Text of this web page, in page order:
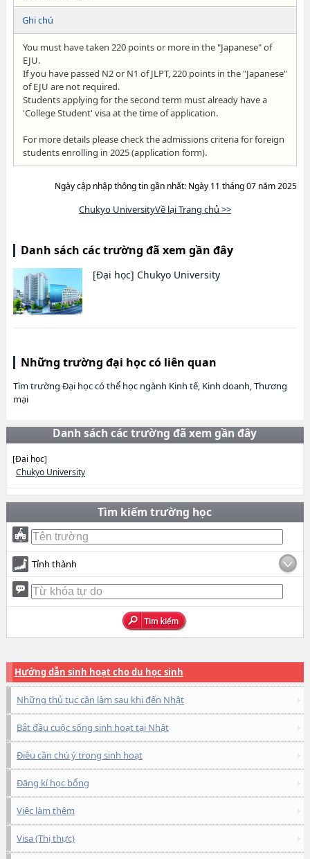
Ghi chú
You must have taken 220 points or more in the "Japanese" of
EJU.
If you have passed N2 or N1 of JLPT, 220 points in the "Japanese"
of EJU are not required.
Students applying for the second term must already have a
'College Student' visa at the time of application.
For more details please check the admissions criteria for foreign
students enrolling in 2025 (application form).
Ngày cập nhập thông tin gần nhất: Ngày 11 tháng 07 năm 2025
Chukyo UniversityVề lại Trang chủ >>
Danh sách các trường đã xem gần đây
[Đại học] Chukyo University
Những trường đại học có liên quan
Tìm trường Đại học có thể học ngành Kinh tế, Kinh doanh, Thương
mại
Danh sách các trường đã xem gần đây
[Đại học]
Chukyo University
Tìm kiếm trường học
Tỉnh thành
Hướng dẫn sinh hoạt cho du học sinh
Những thủ tục cần làm sau khi đến Nhật
Bắt đầu cuộc sống sinh hoạt tại Nhật
Điều cần chú ý trong sinh hoạt
Đăng kí học bổng
Việc làm thêm
Visa (Thị thực)